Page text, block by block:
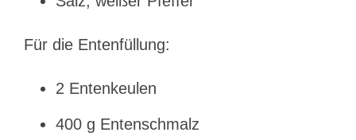
Für die Entenfüllung:
2 Entenkeulen
400 g Entenschmalz